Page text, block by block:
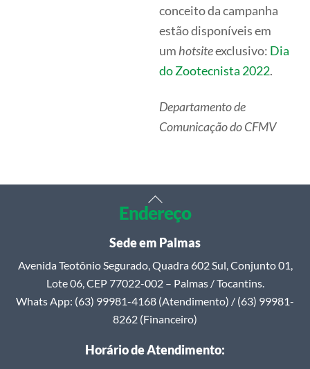
conceito da campanha
estão disponíveis em
um hotsiteexclusivo: Dia
do Zootecnista 2022.
Departamento de
Comunicação do CFMV
Back
To
Top
Endereço
Sede em Palmas
Avenida Teotônio Segurado, Quadra 602 Sul, Conjunto 01,
Lote 06, CEP 77022-002 – Palmas / Tocantins.
Whats App: (63) 99981-4168 (Atendimento) / (63) 99981-
8262 (Financeiro)
Horário de Atendimento: